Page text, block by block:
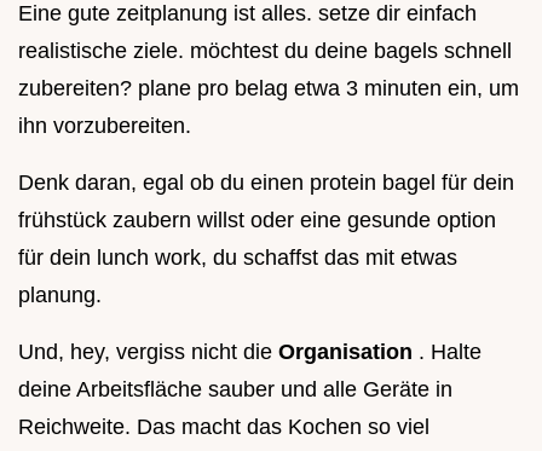
Eine gute zeitplanung ist alles. setze dir einfach
realistische ziele. möchtest du deine bagels schnell
zubereiten? plane pro belag etwa 3 minuten ein, um
ihn vorzubereiten.
Denk daran, egal ob du einen protein bagel für dein
frühstück zaubern willst oder eine gesunde option
für dein lunch work, du schaffst das mit etwas
planung.
Und, hey, vergiss nicht die Organisation . Halte
deine Arbeitsfläche sauber und alle Geräte in
Reichweite. Das macht das Kochen so viel